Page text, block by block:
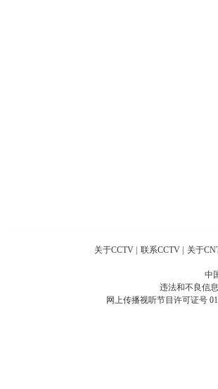
关于CCTV 联系CCTV 关于
中
违法和不良信
网上传播视听节目许可证号